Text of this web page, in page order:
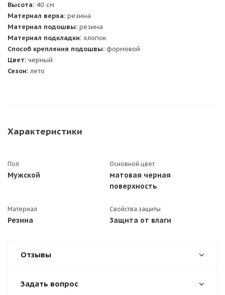
Высота: 40 см
Материал верха: резина
Материал подошвы: резина
Материал подкладки: хлопок
Способ крепления подошвы: формовой
Цвет: черный
Сезон: лето
Характеристики
Пол
Мужской
Основной цвет
матовая черная
поверхность
Материал
Резина
Свойства защиты
Защита от влаги
Отзывы
Задать вопрос